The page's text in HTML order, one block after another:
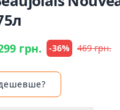
грн. -36% 469 грн.